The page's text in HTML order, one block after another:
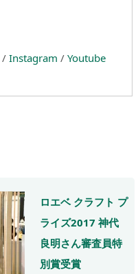
/Instagram /Youtube
ロエベ クラフト プ
ライズ2017 神代
良明さん審査員特
別賞受賞